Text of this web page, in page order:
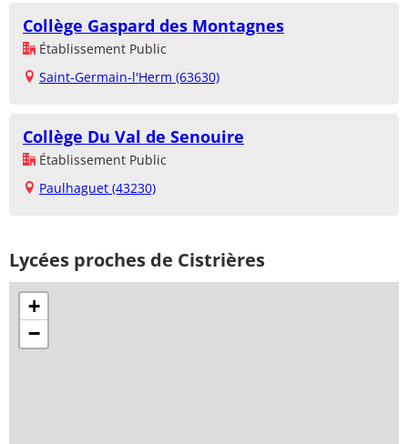
Collège Gaspard des Montagnes
Établissement Public
Saint-Germain-l'Herm (63630)
Collège Du Val de Senouire
Établissement Public
Paulhaguet (43230)
Lycées proches de Cistrières
+
−